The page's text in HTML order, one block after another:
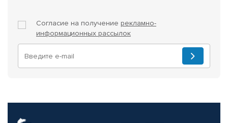
Согласие на получение рекламно-
информационных рассылок